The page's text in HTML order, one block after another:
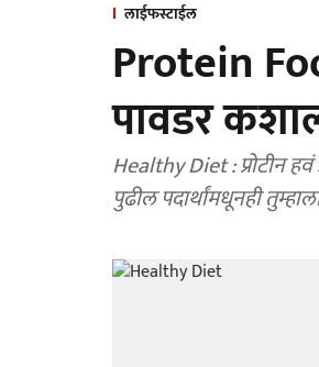
लाईफस्टाईल
Protein
पावडर
Healthy Diet : प्रोटीन
पुढील पदार्थांमधूनही